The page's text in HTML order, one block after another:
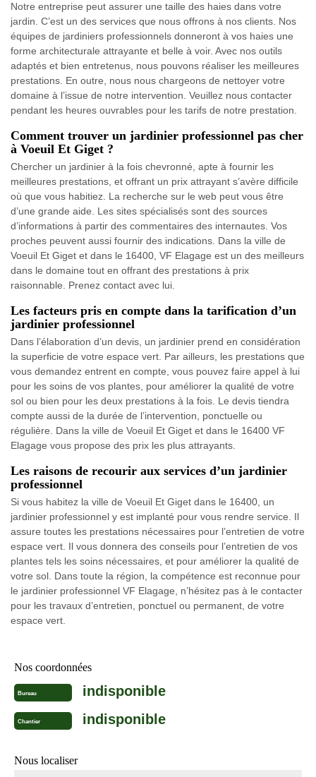
Notre entreprise peut assurer une taille des haies dans votre
jardin. C’est un des services que nous offrons à nos clients. Nos
équipes de jardiniers professionnels donneront à vos haies une
forme architecturale attrayante et belle à voir. Avec nos outils
adaptés et bien entretenus, nous pouvons réaliser les meilleures
prestations. En outre, nous nous chargeons de nettoyer votre
domaine à l’issue de notre intervention. Veuillez nous contacter
pendant les heures ouvrables pour les tarifs de notre prestation.
Comment trouver un jardinier professionnel pas cher
à Voeuil Et Giget ?
Chercher un jardinier à la fois chevronné, apte à fournir les
meilleures prestations, et offrant un prix attrayant s’avère difficile
où que vous habitiez. La recherche sur le web peut vous être
d’une grande aide. Les sites spécialisés sont des sources
d’informations à partir des commentaires des internautes. Vos
proches peuvent aussi fournir des indications. Dans la ville de
Voeuil Et Giget et dans le 16400, VF Elagage est un des meilleurs
dans le domaine tout en offrant des prestations à prix
raisonnable. Prenez contact avec lui.
Les facteurs pris en compte dans la tarification d’un
jardinier professionnel
Dans l’élaboration d’un devis, un jardinier prend en considération
la superficie de votre espace vert. Par ailleurs, les prestations que
vous demandez entrent en compte, vous pouvez faire appel à lui
pour les soins de vos plantes, pour améliorer la qualité de votre
sol ou bien pour les deux prestations à la fois. Le devis tiendra
compte aussi de la durée de l’intervention, ponctuelle ou
régulière. Dans la ville de Voeuil Et Giget et dans le 16400 VF
Elagage vous propose des prix les plus attrayants.
Les raisons de recourir aux services d’un jardinier
professionnel
Si vous habitez la ville de Voeuil Et Giget dans le 16400, un
jardinier professionnel y est implanté pour vous rendre service. Il
assure toutes les prestations nécessaires pour l’entretien de votre
espace vert. Il vous donnera des conseils pour l’entretien de vos
plantes tels les soins nécessaires, et pour améliorer la qualité de
votre sol. Dans toute la région, la compétence est reconnue pour
le jardinier professionnel VF Elagage, n’hésitez pas à le contacter
pour les travaux d’entretien, ponctuel ou permanent, de votre
espace vert.
Nos coordonnées
Bureau indisponible
Chantier indisponible
Nous localiser